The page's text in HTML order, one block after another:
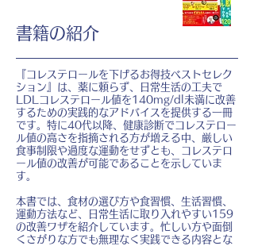
書籍の紹介
『コレステロールを下げるお得技ベストセレク
ション』は、薬に頼らず、日常生活の工夫で
LDLコレステロール値を140mg/dl未満に改善
するための実践的なアドバイスを提供する一冊
です。特に40代以降、健康診断でコレステロー
ル値の高さを指摘される方が増える中、厳しい
食事制限や過度な運動をせずとも、コレステロ
ール値の改善が可能であることを示していま
す。
本書では、食材の選び方や食習慣、生活習慣、
運動方法など、日常生活に取り入れやすい159
の改善ワザを紹介しています。忙しい方や面倒
くさがりな方でも無理なく実践できる内容とな